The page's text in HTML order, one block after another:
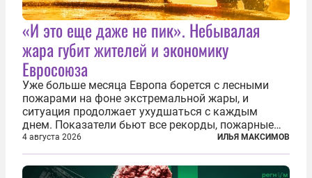
«И это еще даже не пик». Небывалая
жара губит жителей и экономику
Евросоюза
Уже больше месяца Европа борется с лесными
пожарами на фоне экстремальной жары, и
ситуация продолжает ухудшаться с каждым
днем. Показатели бьют все рекорды, пожарные
гибнут, масштабы эвакуации растут, а засуха тем
временем добивает реки, энергетику и сельское
хозяйство. По данным Европейской...
4 августа 2026 ИЛЬЯ МАКСИМОВ